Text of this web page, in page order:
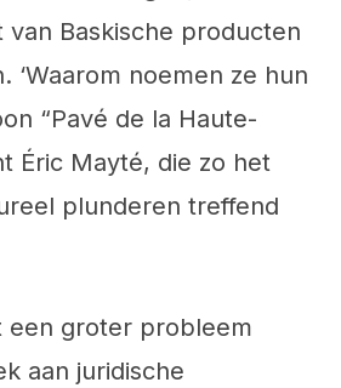
van Baskische producten
‘Waarom noemen ze hun
“Pavé de la Haute-
Éric Mayté, die zo het
plunderen treffend
een groter probleem
aan juridische